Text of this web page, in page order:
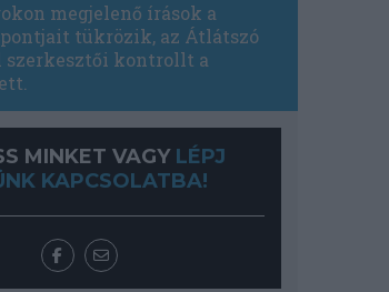
megjelenő írások a
tükrözik, az Átlátszó
szerkesztői kontrollt a
MINKET VAGY LÉPJ
KAPCSOLATBA!